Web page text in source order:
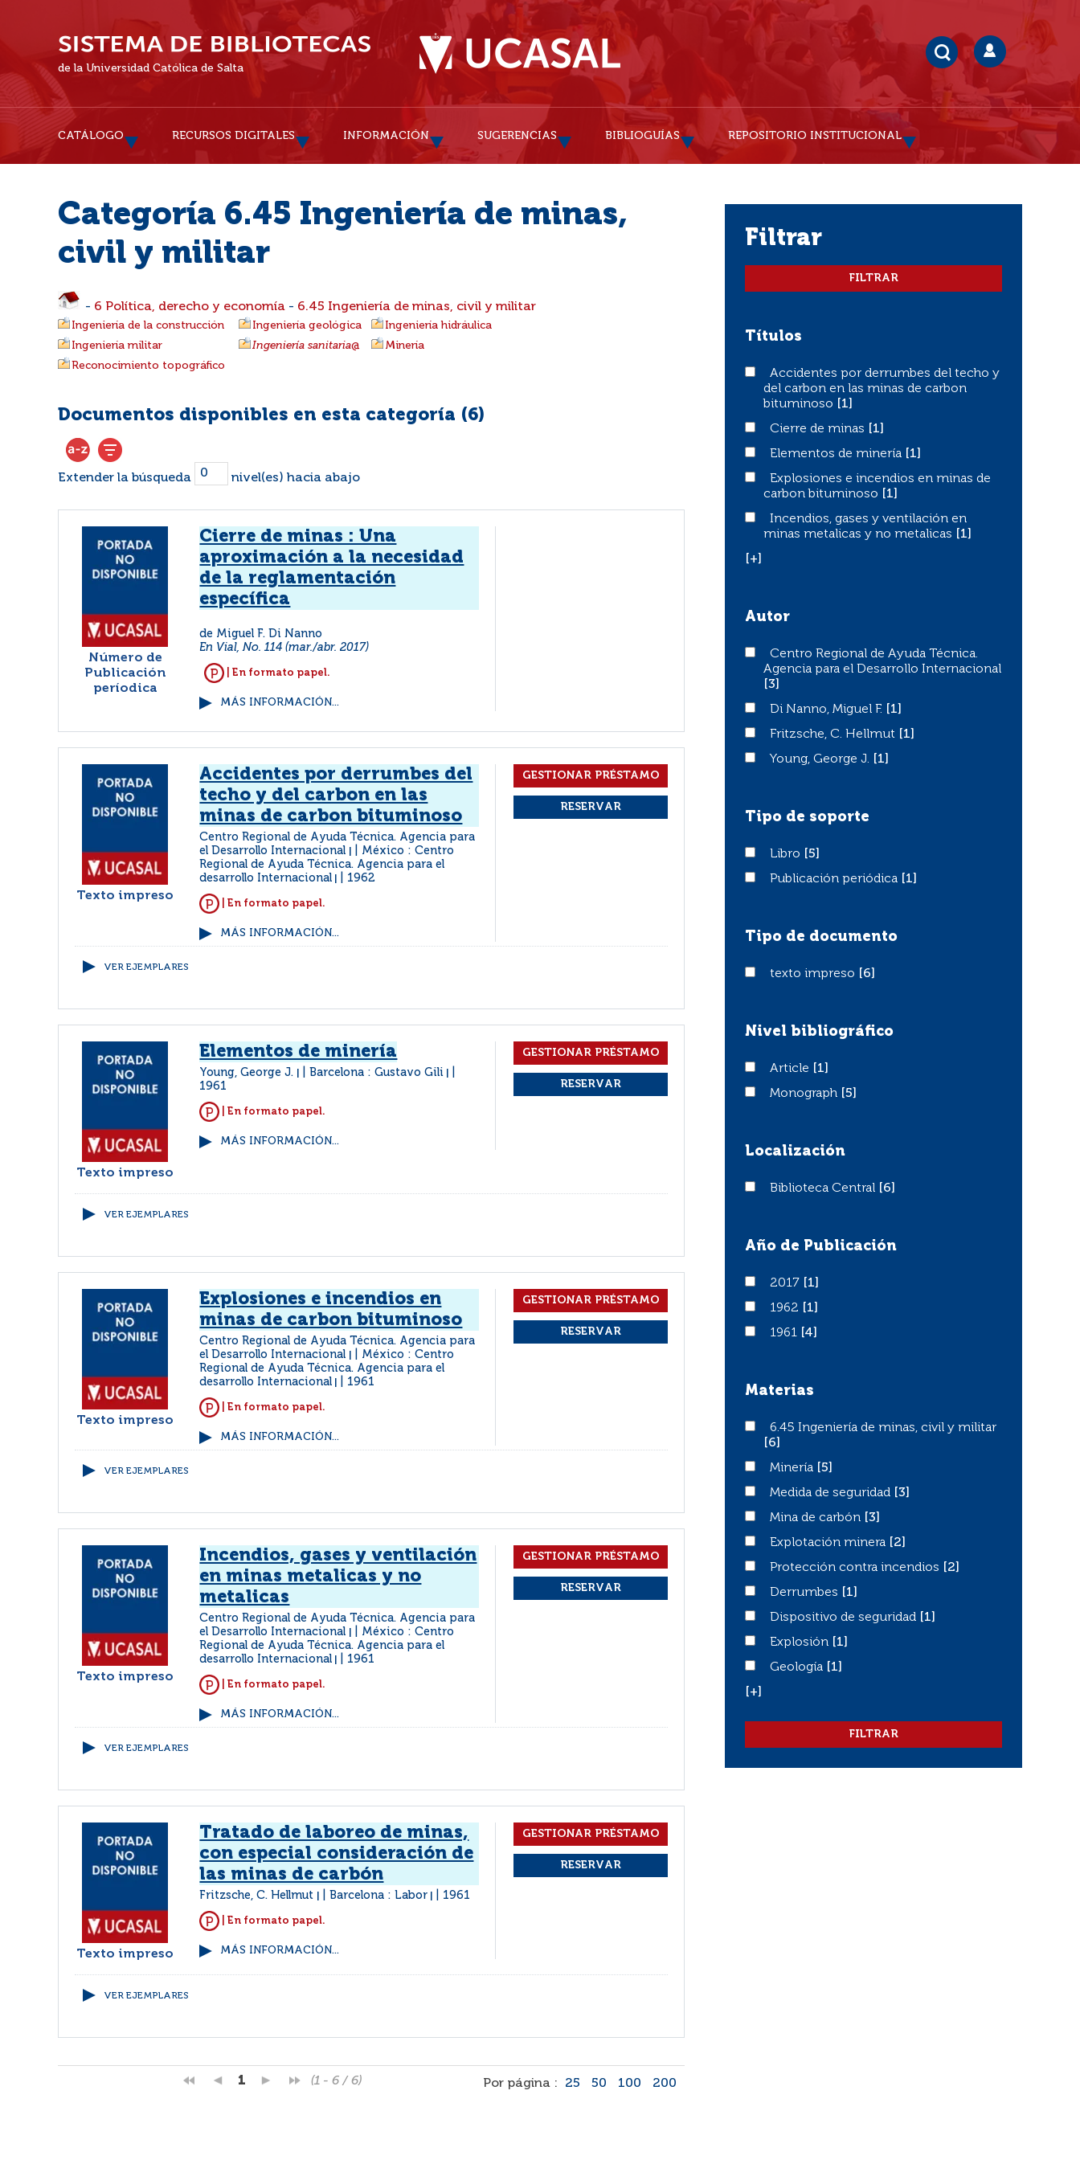
de la Universidad Católica de Salta
CATÁLOGO RECURSOS DIGITALES INFORMACIÓN SUGERENCIAS BIBLIOGUÍAS REPOSITORIO INSTITUCIONAL
Categoría 6.45 Ingeniería de minas,
civil y militar
- 6 Política, derecho y economía - 6.45 Ingeniería de minas, civil y militar
Ingeniería de la construcción Ingeniería geológica
Ingeniería hidráulica
Ingeniería militar
Ingeniería sanitaria@
Minería
Reconocimiento topográfico
Documentos disponibles en esta categoría (6)
Extender la búsqueda nivel(es) hacia abajo
Número de
Publicación
períodica
Cierre de minas : Una
aproximación a la necesidad
de la reglamentación
específica
de Miguel F. Di Nanno
En Vial, No. 114 (mar./abr. 2017)
| En formato papel.
MÁS INFORMACIÓN...
Texto impreso
Accidentes por derrumbes del
techo y del carbon en las
minas de carbon bituminoso
Centro Regional de Ayuda Técnica. Agencia para
el Desarrollo Internacional
México : Centro
Regional de Ayuda Técnica. Agencia para el
desarrollo Internacional
1962
| En formato papel.
MÁS INFORMACIÓN...
VER EJEMPLARES
Texto impreso
Elementos de minería
Young, George J. Barcelona : Gustavo Gili
1961
| En formato papel.
MÁS INFORMACIÓN...
VER EJEMPLARES
Texto impreso
Explosiones e incendios en
minas de carbon bituminoso
Centro Regional de Ayuda Técnica. Agencia para
el Desarrollo Internacional
México : Centro
Regional de Ayuda Técnica. Agencia para el
desarrollo Internacional
1961
| En formato papel.
MÁS INFORMACIÓN...
VER EJEMPLARES
Texto impreso
Incendios, gases y ventilación
en minas metalicas y no
metalicas
Centro Regional de Ayuda Técnica. Agencia para
el Desarrollo Internacional
México : Centro
Regional de Ayuda Técnica. Agencia para el
desarrollo Internacional
1961
| En formato papel.
MÁS INFORMACIÓN...
VER EJEMPLARES
Texto impreso
Tratado de laboreo de minas,
con especial consideración de
las minas de carbón
Fritzsche, C. Hellmut Barcelona : Labor 1961
| En formato papel.
MÁS INFORMACIÓN...
VER EJEMPLARES
1 (1 - 6 / 6) Por página : 25 50 100 200
filtrar
Títulos
Accidentes por derrumbes del techo y del carbon en
Accidentes por derrumbes del techo y
del carbon en las minas de carbon
bituminoso
[1]
Cierre de minas
Cierre de minas
[1]
Elementos de minería
Elementos de minería
[1]
Explosiones e incendios en minas de carbon
Explosiones e incendios en minas de
carbon bituminoso
[1]
Incendios, gases y ventilación en minas metalicas y no
Incendios, gases y ventilación en
minas metalicas y no metalicas
[1]
[+]
Autor
Centro Regional de Ayuda Técnica. Agencia para el
Centro Regional de Ayuda Técnica.
Agencia para el Desarrollo Internacional
[3]
Di Nanno, Miguel F.
Di Nanno, Miguel F.
[1]
Fritzsche, C. Hellmut
Fritzsche, C. Hellmut
[1]
Young, George J.
Young, George J. [1]
Tipo de soporte
LibroLibro
[5]
Publicación periódica
Publicación periódica [1]
Tipo de documento
texto impreso
texto impreso [6]
Nivel bibliográfico
ArticleArticle
[1]
Monograph
Monograph [5]
Localización
Biblioteca Central
Biblioteca Central [6]
Año de Publicación
20172017
[1]
19621962
[1]
19611961 [4]
Materias
6.45 Ingeniería de minas, civil y militar
6.45 Ingeniería de minas, civil y militar
[6]
MineríaMinería
[5]
Medida de seguridad
Medida de seguridad
[3]
Mina de carbón
Mina de carbón
[3]
Explotación minera
Explotación minera
[2]
Protección contra incendios
Protección contra incendios
[2]
Derrumbes
Derrumbes
[1]
Dispositivo de seguridad
Dispositivo de seguridad
[1]
Explosión
Explosión
[1]
GeologíaGeología
[1]
[+]